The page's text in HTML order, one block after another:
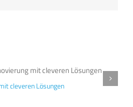
cleveren Lösungen